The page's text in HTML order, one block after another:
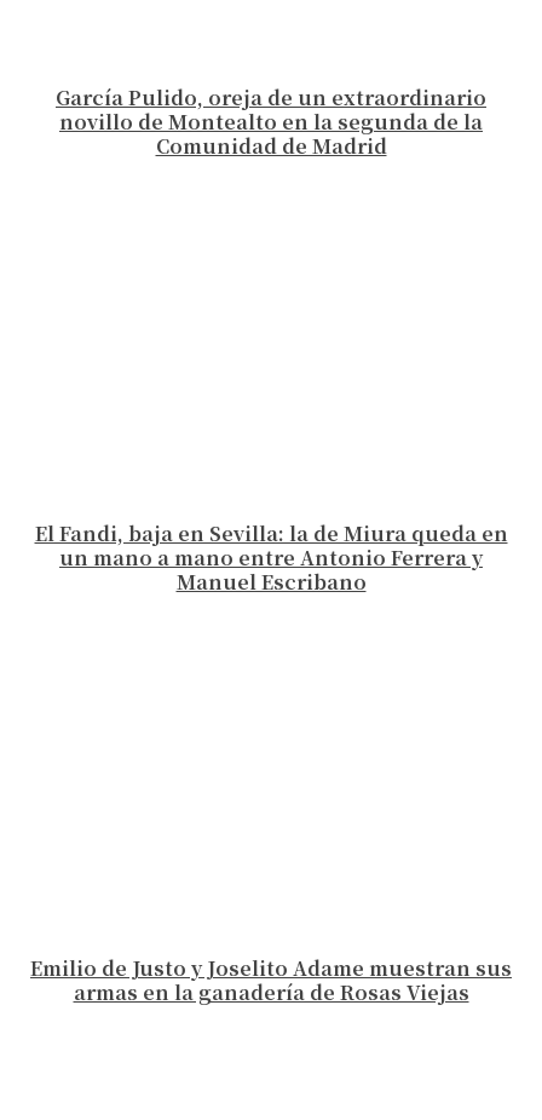
García Pulido, oreja de un extraordinario
novillo de Montealto en la segunda de la
Comunidad de Madrid
El Fandi, baja en Sevilla: la de Miura queda en
un mano a mano entre Antonio Ferrera y
Manuel Escribano
Emilio de Justo y Joselito Adame muestran sus
armas en la ganadería de Rosas Viejas